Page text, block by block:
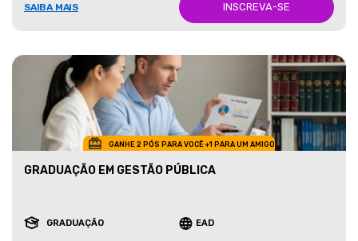
SAIBA MAIS INSCREVA-SE
GANHE 2 PÓS PARA VOCÊ +1 PARA UM AMIGO
GRADUAÇÃO EM GESTÃO PÚBLICA
GRADUAÇÃO EAD